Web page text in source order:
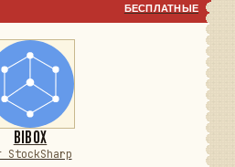
БЕСПЛАТНЫЕ
BIBOX
StockSharp